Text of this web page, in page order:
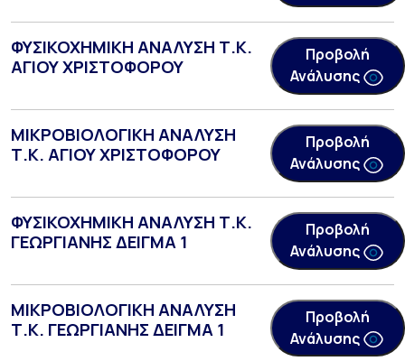
ΦΥΣΙΚΟΧΗΜΙΚΗ ΑΝΑΛΥΣΗ Τ.Κ.
ΑΓΙΟΥ ΧΡΙΣΤΟΦΟΡΟΥ
Προβολή
Ανάλυσης
ΜΙΚΡΟΒΙΟΛΟΓΙΚΗ ΑΝΑΛΥΣΗ
Τ.Κ. ΑΓΙΟΥ ΧΡΙΣΤΟΦΟΡΟΥ
Προβολή
Ανάλυσης
ΦΥΣΙΚΟΧΗΜΙΚΗ ΑΝΑΛΥΣΗ Τ.Κ.
ΓΕΩΡΓΙΑΝΗΣ ΔΕΙΓΜΑ 1
Προβολή
Ανάλυσης
ΜΙΚΡΟΒΙΟΛΟΓΙΚΗ ΑΝΑΛΥΣΗ
Τ.Κ. ΓΕΩΡΓΙΑΝΗΣ ΔΕΙΓΜΑ 1
Προβολή
Ανάλυσης